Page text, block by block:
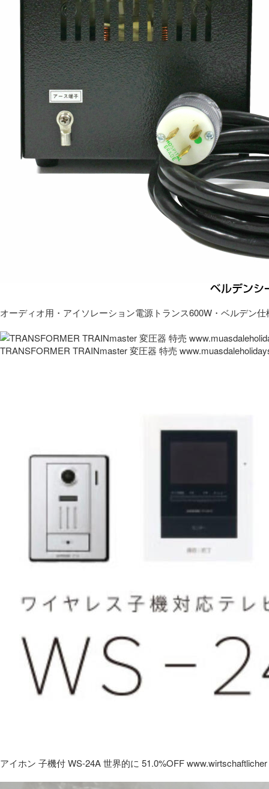
オーディオ用・アイソレーション電源トランス600W・ベルデン仕
TRANSFORMER TRAINmaster 変圧器 特売
アイホン 子機付 WS-24A 世界的に 51.0%OFF www.wirtschaftlicher